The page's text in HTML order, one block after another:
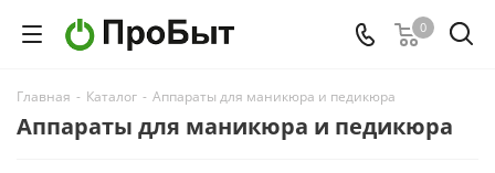
0
Главная - Каталог - Аппараты для маникюра и педикюра
Аппараты для маникюра и педикюра